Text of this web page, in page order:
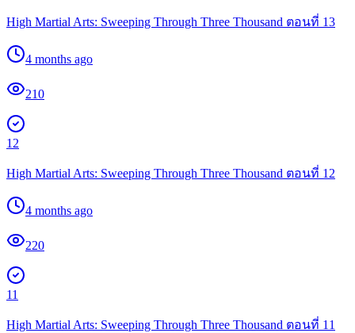
High Martial Arts: Sweeping Through Three Thousand ตอนที่ 13
4 months ago
210
12
High Martial Arts: Sweeping Through Three Thousand ตอนที่ 12
4 months ago
220
11
High Martial Arts: Sweeping Through Three Thousand ตอนที่ 11